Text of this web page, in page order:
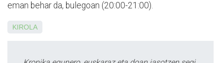
eman behar da, bulegoan (20:00-21:00).
KIROLA